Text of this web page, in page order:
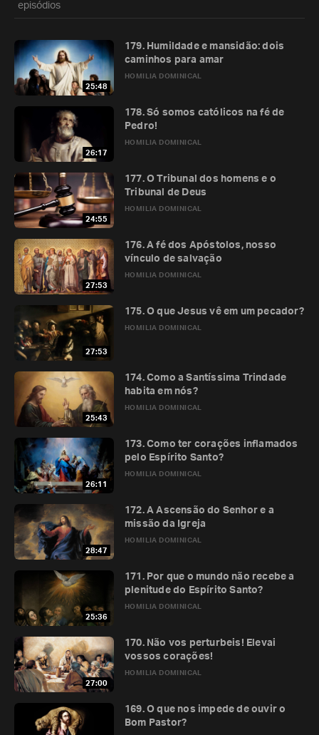
episódios
25:48
HOMILIA DOMINICAL
179. Humildade e mansidão: dois
caminhos para amar
26:17
HOMILIA DOMINICAL
178. Só somos católicos na fé de
Pedro!
24:55
HOMILIA DOMINICAL
177. O Tribunal dos homens e o
Tribunal de Deus
27:53
HOMILIA DOMINICAL
176. A fé dos Apóstolos, nosso
vínculo de salvação
27:53
HOMILIA DOMINICAL
175. O que Jesus vê em um pecador?
25:43
HOMILIA DOMINICAL
174. Como a Santíssima Trindade
habita em nós?
26:11
HOMILIA DOMINICAL
173. Como ter corações inflamados
pelo Espírito Santo?
28:47
HOMILIA DOMINICAL
172. A Ascensão do Senhor e a
missão da Igreja
25:36
HOMILIA DOMINICAL
171. Por que o mundo não recebe a
plenitude do Espírito Santo?
27:00
HOMILIA DOMINICAL
170. Não vos perturbeis! Elevai
vossos corações!
169. O que nos impede de ouvir o
Bom Pastor?